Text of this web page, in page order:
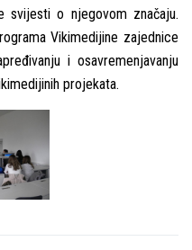
svijesti o njegovom značaju.
Vikimedijine zajednice
i osavremenjavanju
projekata.